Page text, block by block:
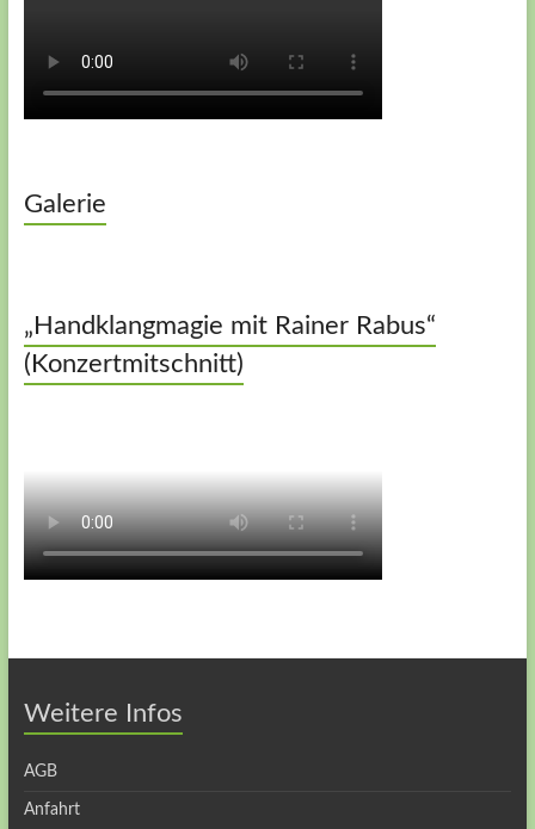
Galerie
„Handklangmagie mit Rainer Rabus“
(Konzertmitschnitt)
Weitere Infos
AGB
Anfahrt